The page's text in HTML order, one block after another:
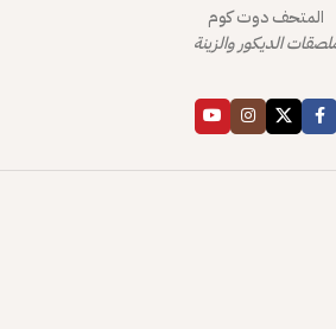
المتحف دوت كوم
الديكور والزينة